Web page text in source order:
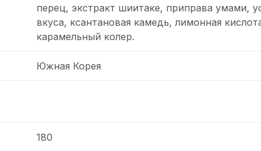
перец, экстракт шиитаке, приправа умами,
вкуса, ксантановая камедь, лимонная
карамельный колер.
Южная Корея
180